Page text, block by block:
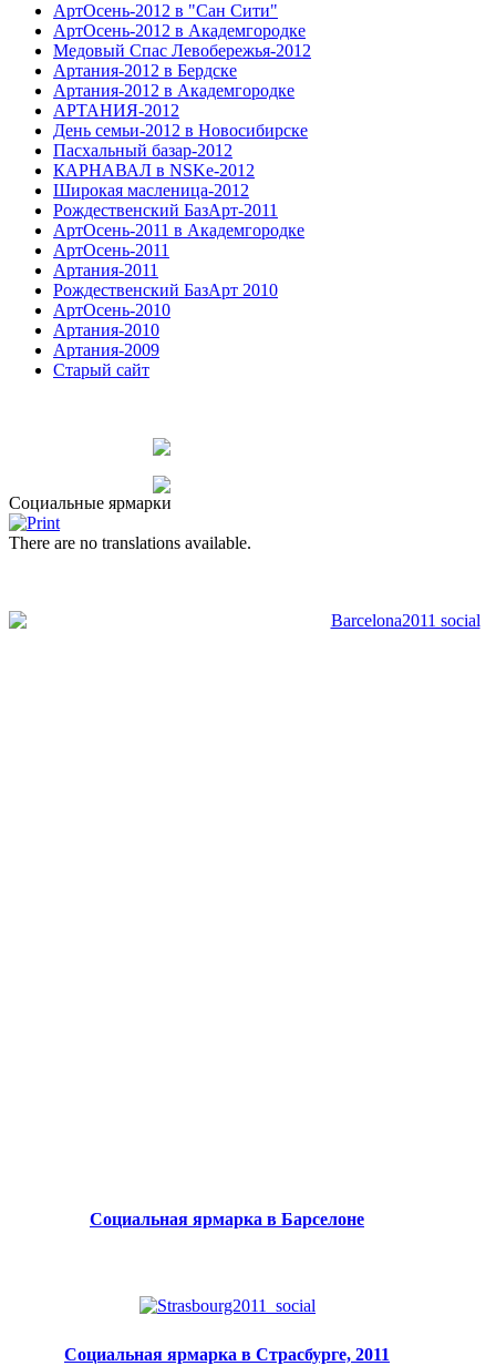
АртОсень-2012 в "Сан Сити"
АртОсень-2012 в Академгородке
Медовый Спас Левобережья-2012
Артания-2012 в Бердске
Артания-2012 в Академгородке
АРТАНИЯ-2012
День семьи-2012 в Новосибирске
Пасхальный базар-2012
КАРНАВАЛ в NSKe-2012
Широкая масленица-2012
Рождественский БазАрт-2011
АртОсень-2011 в Академгородке
АртОсень-2011
Артания-2011
Рождественский БазАрт 2010
АртОсень-2010
Артания-2010
Артания-2009
Старый сайт
Социальные ярмарки
There are no translations available.
Социальная ярмарка в Барселоне
Социальная ярмарка в Страсбурге, 2011